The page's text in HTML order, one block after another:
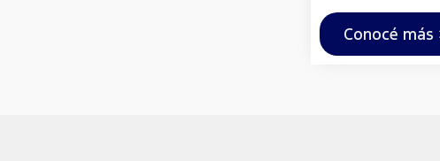
Conocé más